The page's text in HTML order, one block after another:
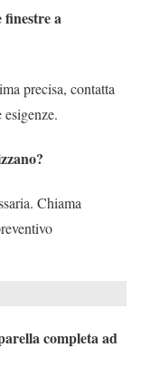
finestre a
precisa, contatta
Chiama
completa ad